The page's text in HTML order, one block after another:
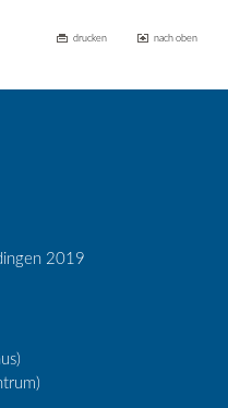
drucken nach oben
2019